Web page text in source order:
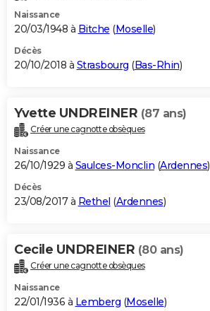
Naissance
20/03/1948 à Bitche (Moselle)
Décès
20/10/2018 à Strasbourg (Bas-Rhin)
Yvette UNDREINER (87 ans)
Créer une cagnotte obsèques
Naissance
26/10/1929 à Saulces-Monclin (Ardennes)
Décès
23/08/2017 à Rethel (Ardennes)
Cecile UNDREINER (80 ans)
Créer une cagnotte obsèques
Naissance
22/01/1936 à Lemberg (Moselle)